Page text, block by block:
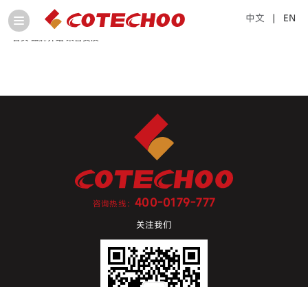
中文 | EN
首页 品牌介绍 荣誉资质
咨询热线：400-0179-777
关注我们